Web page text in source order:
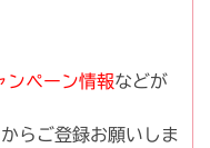
ンペーン情報などが
らご登録お願いしま